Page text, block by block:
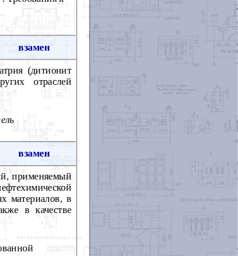
взамен
(дитионит
отраслей
взамен
применяемый
материалов, в
в качестве